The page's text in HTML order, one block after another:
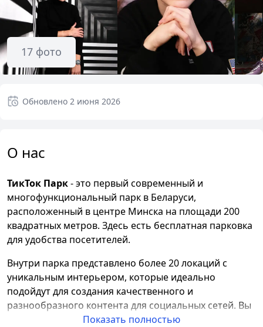
17 фото
Обновлено 2 июня 2026
О нас
ТикТок Парк- это первый современный и
многофункциональный парк в Беларуси,
расположенный в центре Минска на площади 200
квадратных метров. Здесь есть бесплатная парковка
для удобства посетителей.
Внутри парка представлено более 20 локаций с
уникальным интерьером, которые идеально
подойдут для создания качественного и
разнообразного контента для социальных сетей. Вы
сможете снять видео в различных стилях и
Показать полностью